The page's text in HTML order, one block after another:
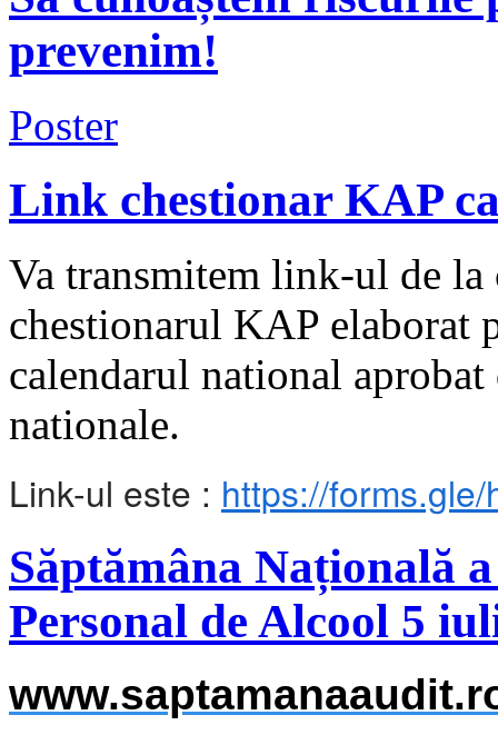
prevenim!
Poster
Link chestionar KAP
Va transmitem link-ul de la
chestionarul KAP elaborat
calendarul national
nationale.
Link-ul este : https://
Săptămâna Națională
Personal de Alcool 5